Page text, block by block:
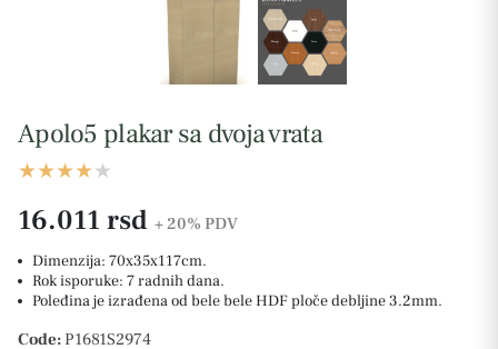
Apolo5 plakar sa dvoja vrata
16.011 rsd + 20% PDV
Dimenzija: 70x35x117cm.
Rok isporuke: 7 radnih dana.
Poleđina je izrađena od bele bele HDF ploče debljine 3.2mm.
Code: P1681S2974